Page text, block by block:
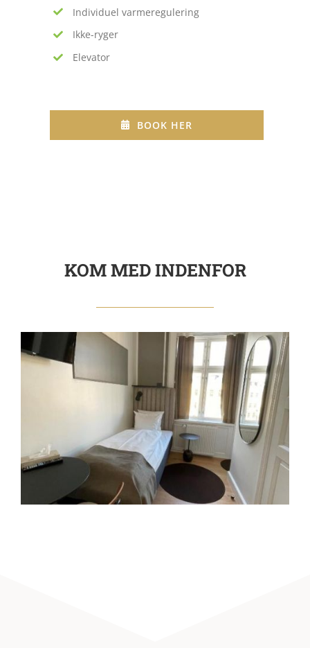
Individuel varmeregulering
Ikke-ryger
Elevator
BOOK HER
KOM MED INDENFOR